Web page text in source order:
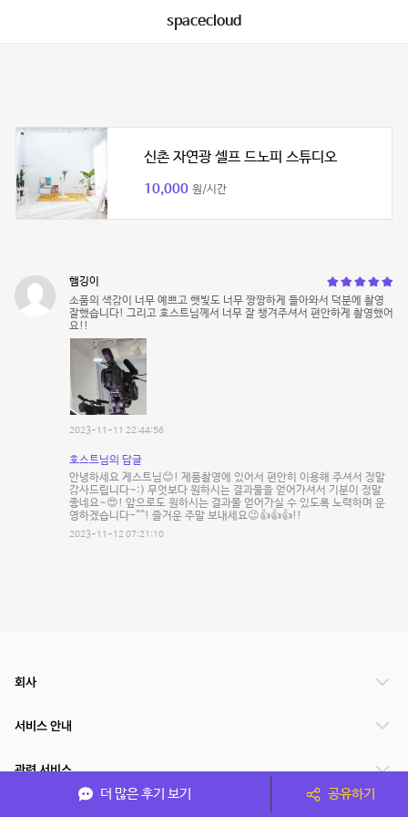
spacecloud
신촌 자연광 셀프 드노피 스튜디오
10,000 원/시간
햄깅이
소품의 색감이 너무 예쁘고 햇빛도 너무 짱짱하게 들아와서 덕분에 촬영
잘했습니다! 그리고 호스트님께서 너무 잘 챙겨주셔서 편안하게 촬영했어
요!!
2023-11-11 22:44:56
호스트님의 답글
안녕하세요 게스트님😊! 제품촬영에 있어서 편안히 이용해 주셔서 정말
감사드립니다~:) 무엇보다 원하시는 결과물을 얻어가셔서 기분이 정말
좋네요~😍! 앞으로도 원하시는 결과물 얻어가실 수 있도록 노력하며 운
영하겠습니다-^^! 즐거운 주말 보내세요😉👍👍👍!!
2023-11-12 07:21:10
더 많은 후기 보기 공유하기
회사
서비스 안내
관련 서비스